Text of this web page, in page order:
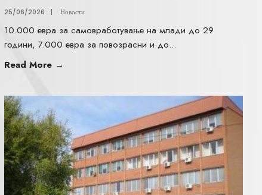
25/06/2026 | Новости
10.000 евра за самовработување на млади до 29
години, 7.000 евра за повозрасни и до...
Read More →